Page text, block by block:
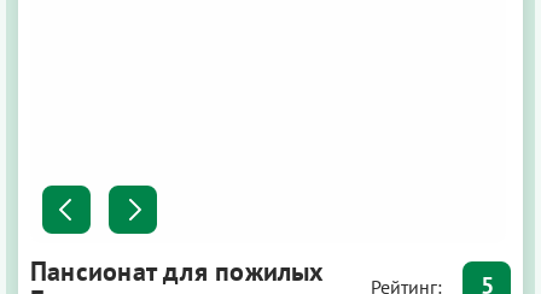
Пансионат для пожилых
Рейтинг: 5